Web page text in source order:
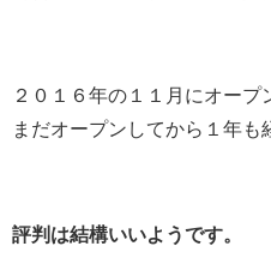
２０１６年の１１月にオープ
まだオープンしてから１年も
評判は結構いいようです。